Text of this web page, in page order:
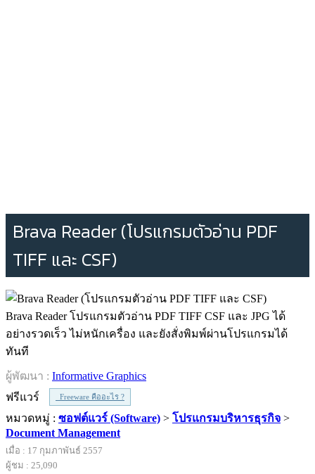
Brava Reader (โปรแกรมตัวอ่าน PDF
TIFF และ CSF)
Brava Reader โปรแกรมตัวอ่าน PDF TIFF CSF และ JPG ได้
อย่างรวดเร็ว ไม่หนักเครื่อง และยังสั่งพิมพ์ผ่านโปรแกรมได้
ทันที
ผู้พัฒนา : Informative Graphics
ฟรีแวร์
Freeware คืออะไร ?
หมวดหมู่ : ซอฟต์แวร์ (Software) > โปรแกรมบริหารธุรกิจ >
Document Management
เมื่อ : 17 กุมภาพันธ์ 2557
ผู้ชม : 25,090